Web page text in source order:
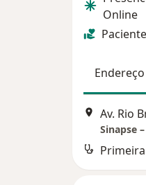
Online
Endereço
Sinapse